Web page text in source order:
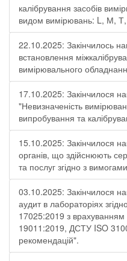
калібрування засобів
видом вимірювань: L, М,
22.10.2025: Закінчилось
встановлення
вимірювального
17.10.2025: Закінчилося
"Невизначеність
випробування та
15.10.2025: Закінчилося
органів, що здійснюють
та послуг згідно з
03.10.2025: Закінчилося
аудит в лабораторіях
17025:2019 з
19011:2019, ДСТУ ISO
рекомендацій".